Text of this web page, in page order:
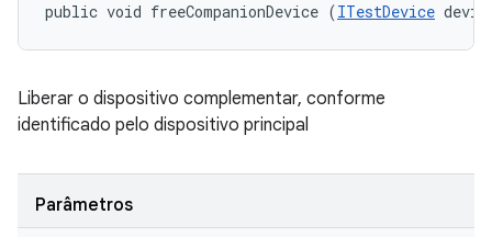
public void freeCompanionDevice (ITestDevice
Liberar o dispositivo complementar, conforme
identificado pelo dispositivo principal
Parâmetros